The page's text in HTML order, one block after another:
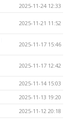
2025-11-24 12:33
2025-11-21 11:52
2025-11-17 15:46
2025-11-17 12:42
2025-11-14 15:03
2025-11-13 19:20
2025-11-12 20:18